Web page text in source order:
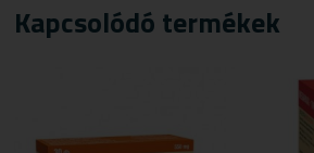
Kapcsolódó termékek